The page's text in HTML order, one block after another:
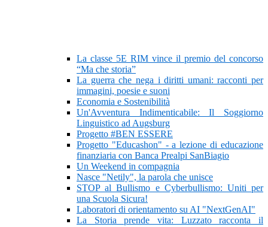
La classe 5E RIM vince il premio del concorso
“Ma che storia”
La guerra che nega i diritti umani: racconti per
immagini, poesie e suoni
Economia e Sostenibilità
Un'Avventura Indimenticabile: Il Soggiorno
Linguistico ad Augsburg
Progetto #BEN ESSERE
Progetto "Educashon" - a lezione di educazione
finanziaria con Banca Prealpi SanBiagio
Un Weekend in compagnia
Nasce "Netily", la parola che unisce
STOP al Bullismo e Cyberbullismo: Uniti per
una Scuola Sicura!
Laboratori di orientamento su AI "NextGenAI"
La Storia prende vita: Luzzato racconta il